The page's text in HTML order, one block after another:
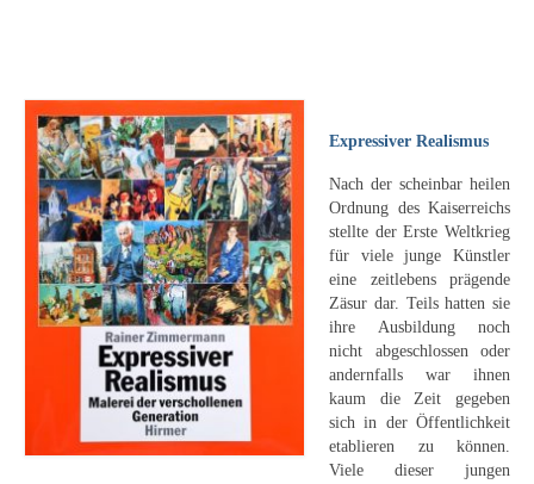
Max Gaisser
Leonhard Heinrich Hessel
George Paice
Johann Georg Strobel
Ludwig Martin Wilberg
Weitere Künstler nach 1945
Kunst 1900-1945
Walter Becker
Expressiver Realismus
Nach der scheinbar heilen
Ordnung des Kaiserreichs
stellte der Erste Weltkrieg
für viele junge Künstler
eine zeitlebens prägende
Zäsur dar. Teils hatten sie
ihre Ausbildung noch
nicht abgeschlossen oder
andernfalls war ihnen
kaum die Zeit gegeben
sich in der Öffentlichkeit
etablieren zu können.
Viele dieser jungen